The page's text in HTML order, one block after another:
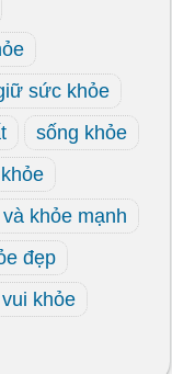
sức khỏe
sống khỏe
và khỏe mạnh
đẹp
vui khỏe